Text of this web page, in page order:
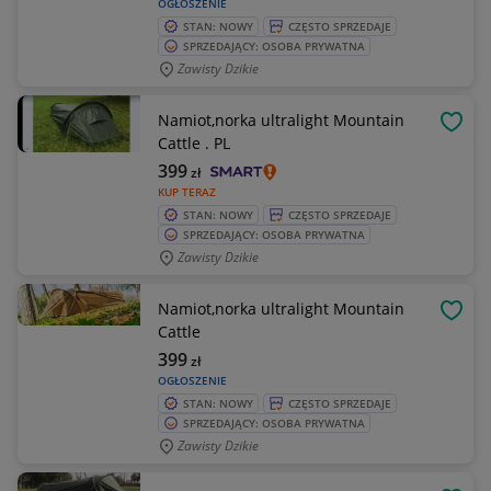
OGŁOSZENIE
STAN: NOWY
CZĘSTO SPRZEDAJE
SPRZEDAJĄCY: OSOBA PRYWATNA
Zawisty Dzikie
Namiot,norka ultralight Mountain
Cattle . PL
KUP TERAZ
399zł
STAN: NOWY
CZĘSTO SPRZEDAJE
SPRZEDAJĄCY: OSOBA PRYWATNA
Zawisty Dzikie
Namiot,norka ultralight Mountain
Cattle
OGŁOSZENIE
399zł
STAN: NOWY
CZĘSTO SPRZEDAJE
SPRZEDAJĄCY: OSOBA PRYWATNA
Zawisty Dzikie